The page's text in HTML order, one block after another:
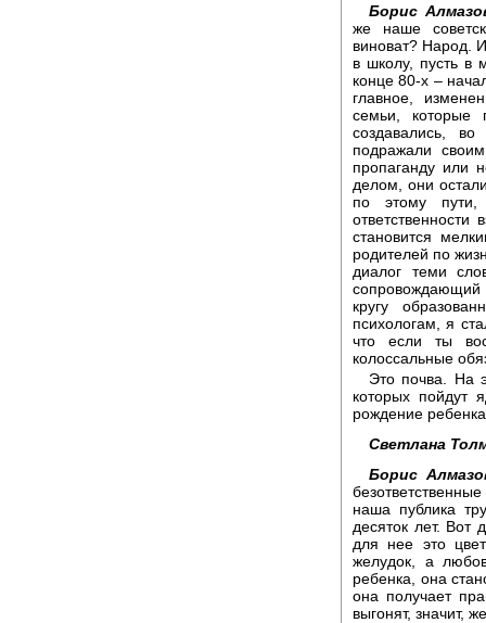
Борис
же наше
виноват? Народ.
в школу, пусть в
конце 80-х –
главное,
семьи, которые
создавались,
подражали
пропаганду или
делом, они
по этому пути,
становится
родителей по
диалог теми
сопровождающий
кругу
психологам, я
что если ты
колоссальные
Это почва. На
которых пойдут
рождение
Светлана
Борис
наша публика
десяток лет. Вот
для нее это
желудок, а
ребенка, она
она получает
выгонят, значит,